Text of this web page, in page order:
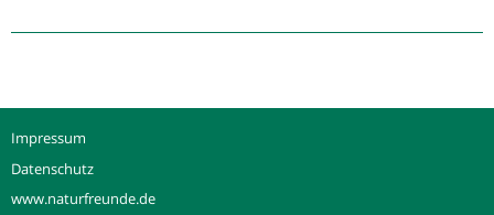
NOlympia
zur
andere
Impressum
Datenschutz
www.naturfreunde.de